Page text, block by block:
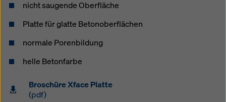
nicht saugende Oberfläche
Platte für glatte Betonoberflächen
normale Porenbildung
helle Betonfarbe
Broschüre Xface Platte
(pdf)